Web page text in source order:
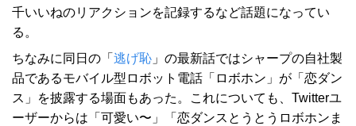
千いいねのリアクションを記録するなど話題になってい
る。
ちなみに同日の「 逃げ恥 」の最新話ではシャープの自社製
品であるモバイル型ロボット電話「ロボホン」が「恋ダン
ス」を披露する場面もあった。これについても、Twitterユ
ーザーからは「可愛い〜」「恋ダンスとうとうロボホンま